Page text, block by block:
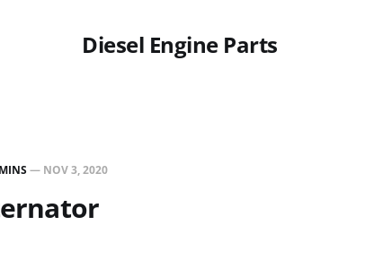
Diesel Engine Parts
— NOV 3, 2020